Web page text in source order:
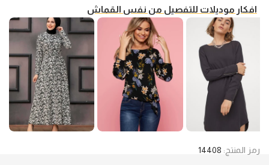
افكار موديلات للتفصيل من نفس القماش
رمز المنتج: 14408